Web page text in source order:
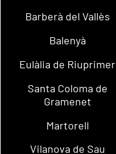
Barberà del Vallès
Balenyà
Eulàlia de Riuprimer
Santa Coloma de
Gramenet
Martorell
Vilanova de Sau